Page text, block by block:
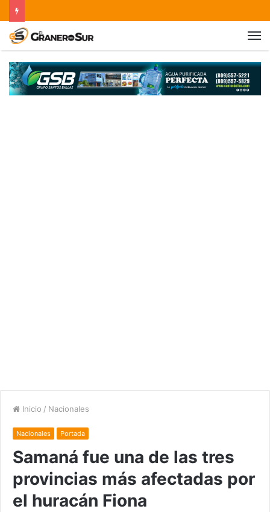
Inicio / Nacionales
Nacionales Portada
Samaná fue una de las tres
provincias más afectadas por
el huracán Fiona